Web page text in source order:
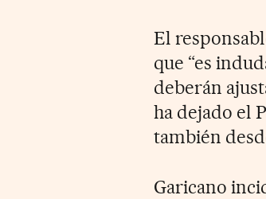
El
que “es
deberán
ha dejado el
también
Garicano